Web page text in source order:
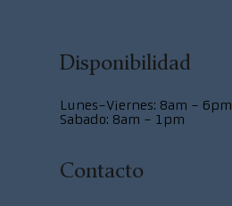
Disponibilidad
Lunes-Viernes: 8am - 6pm
​​Sabado: 8am - 1pm
Contacto